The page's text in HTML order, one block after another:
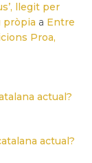
llegit per
pròpia a Entre
Proa,
actual?
actual?